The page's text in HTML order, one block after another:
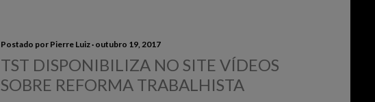
Postado por Pierre Luiz outubro 19, 2017
TST DISPONIBILIZA NO SITE VÍDEOS
SOBRE REFORMA TRABALHISTA